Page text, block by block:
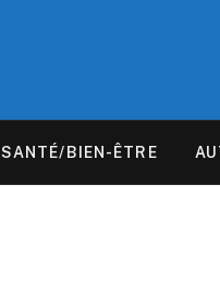
SANTÉ/BIEN-ÊTRE